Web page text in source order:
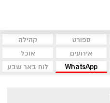
ספורט
קהילה
אירועים
אוכל
WhatsApp לוח באר שבע